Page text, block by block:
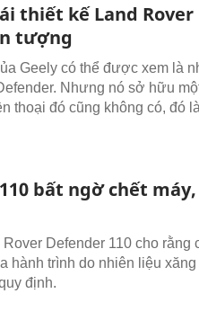
thiết kế Land Rover
tượng
Geely có thể được xem là
Nhưng nó sở hữu
thoại đó cũng không có, đó
bất ngờ chết
Defender 110 cho rằng
hành trình do nhiên liệu
định.